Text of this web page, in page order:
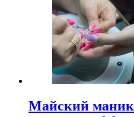
Майский